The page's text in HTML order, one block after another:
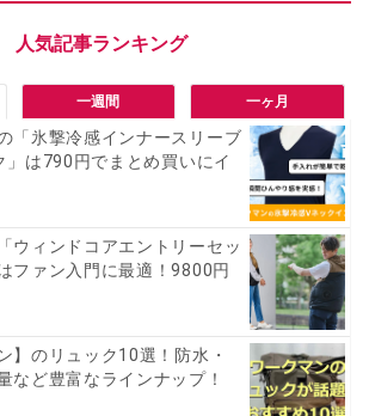
一週間 一ヶ月
「氷撃冷感インナースリーブ
」は790円でまとめ買いにイ
ウィンドコアエントリーセッ
ファン入門に最適！9800円
】のリュック10選！防水・
など豊富なラインナップ！